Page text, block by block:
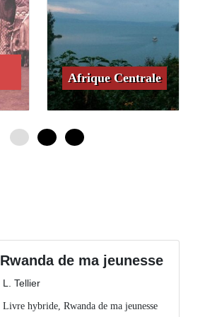
Afrique Centrale
Rwanda de ma jeunesse
L. Tellier
Livre hybride, Rwanda de ma jeunesse